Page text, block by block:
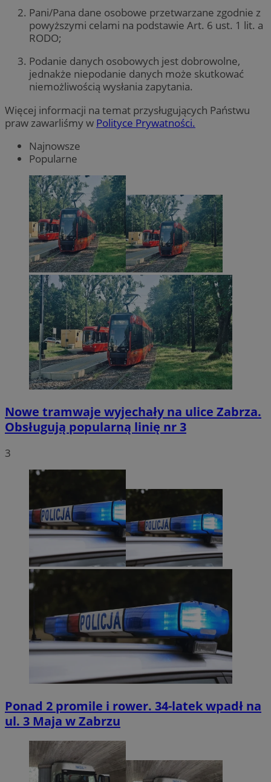
Pani/Pana dane osobowe przetwarzane zgodnie z
powyższymi celami na podstawie Art. 6 ust. 1 lit. a
RODO;
Podanie danych osobowych jest dobrowolne,
jednakże niepodanie danych może skutkować
niemożliwością wysłania zapytania.
Więcej informacji na temat przysługujących Państwu
praw zawarliśmy w Polityce Prywatności.
Najnowsze
Popularne
Nowe tramwaje wyjechały na ulice Zabrza.
Obsługują popularną linię nr 3
3
Ponad 2 promile i rower. 34-latek wpadł na
ul. 3 Maja w Zabrzu